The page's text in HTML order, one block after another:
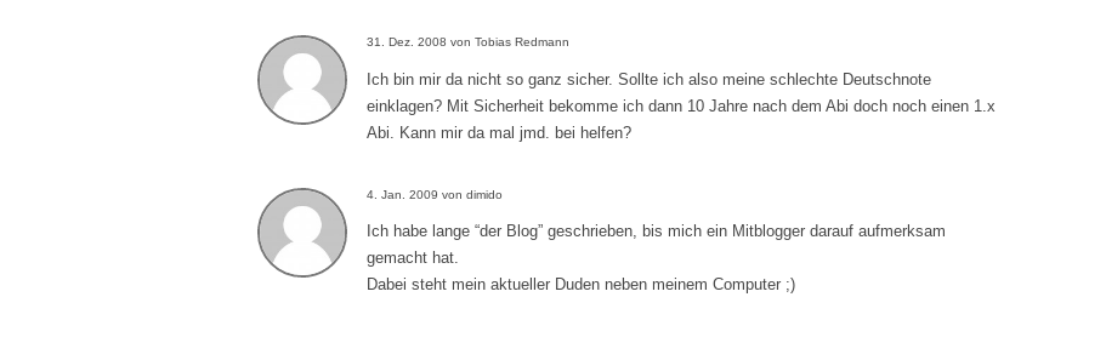
31. Dez. 2008 von Tobias Redmann
Ich bin mir da nicht so ganz sicher. Sollte ich also meine schlechte Deutschnote
einklagen? Mit Sicherheit bekomme ich dann 10 Jahre nach dem Abi doch noch einen 1.x
Abi. Kann mir da mal jmd. bei helfen?
4. Jan. 2009 von dimido
Ich habe lange “der Blog” geschrieben, bis mich ein Mitblogger darauf aufmerksam
gemacht hat.
Dabei steht mein aktueller Duden neben meinem Computer ;)